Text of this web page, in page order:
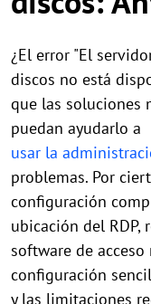
¿El error "El
discos no está
que las soluciones
puedan ayudarlo a
usar la
problemas. Por
configuración
ubicación del RDP,
software de
configuración
y las limitaciones